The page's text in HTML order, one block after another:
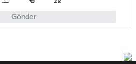
Gönder